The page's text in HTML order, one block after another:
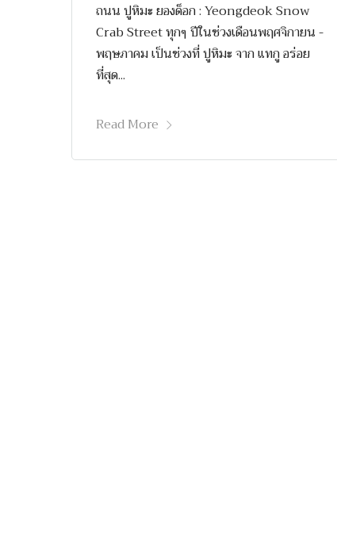
ถนน ปูหิมะ ยองด็อก : Yeongdeok Snow
Crab Street ทุกๆ ปีในช่วงเดือนพฤศจิกายน -
พฤษภาคม เป็นช่วงที่ ปูหิมะ จาก แทกู อร่อย
ที่สุด...
Read More